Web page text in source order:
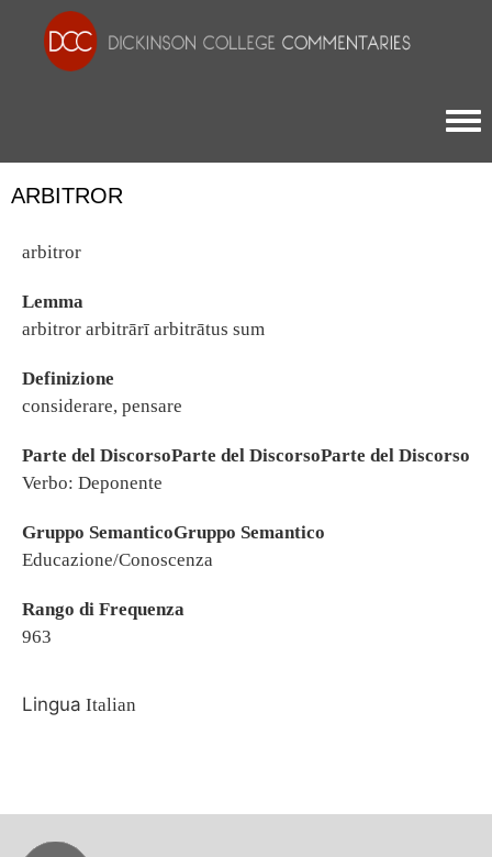
ARBITROR
arbitror
Lemma
arbitror arbitrārī arbitrātus sum
Definizione
considerare, pensare
Parte del DiscorsoParte del DiscorsoParte del Discorso
Verbo: Deponente
Gruppo SemanticoGruppo Semantico
Educazione/Conoscenza
Rango di Frequenza
963
Lingua Italian